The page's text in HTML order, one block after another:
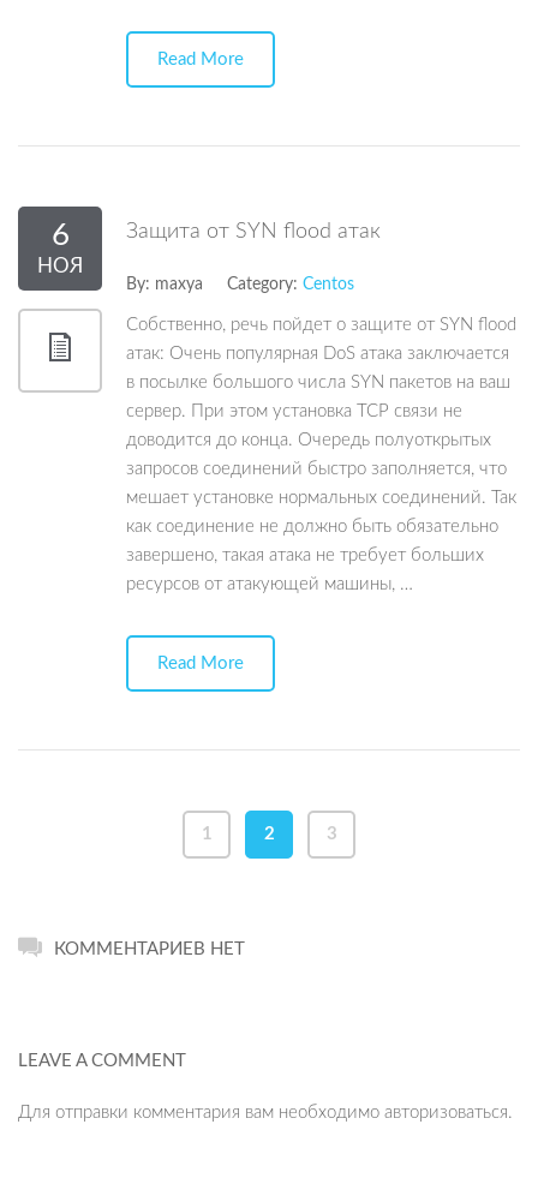
Read More
6
НОЯ
Защита от SYN flood атак
By: maxya Category: Centos
Собственно, речь пойдет о защите от SYN flood
атак: Очень популярная DoS атака заключается
в посылке большого числа SYN пакетов на ваш
сервер. При этом установка TCP связи не
доводится до конца. Очередь полуоткрытых
запросов соединений быстро заполняется, что
мешает установке нормальных соединений. Так
как соединение не должно быть обязательно
завершено, такая атака не требует больших
ресурсов от атакующей машины, …
Read More
1 2 3
КОММЕНТАРИЕВ НЕТ
LEAVE A COMMENT
Для отправки комментария вам необходимо авторизоваться.